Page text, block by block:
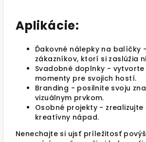
Aplikácie:
Ďakovné nálepky na balíčky
zákazníkov, ktorí si zaslúžia
Svadobné doplnky -
momenty pre svojich hostí.
Branding - posilnite svoju
vizuálnym prvkom.
Osobné projekty -
kreatívny nápad.
Nenechajte si ujsť príležitosť